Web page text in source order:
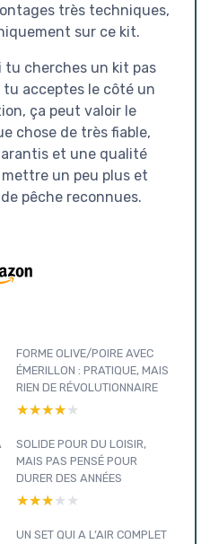
très techniques,
sur ce kit.
tu cherches un kit pas
acceptes le côté un
ça peut valoir le
chose de très fiable,
et une qualité
un peu plus et
pêche reconnues.
FORME OLIVE/POIRE AVEC
ÉMERILLON : PRATIQUE, MAIS
RIEN DE RÉVOLUTIONNAIRE
★★★★★
★★★★★
SOLIDE POUR DU LOISIR,
MAIS PAS PENSÉ POUR
DURER DES ANNÉES
★★★★★
★★★★★
UN SET QUI A L’AIR COMPLET